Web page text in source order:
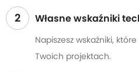
2 Własne wskaźniki
Napiszesz wskaźniki,
Twoich projektach.